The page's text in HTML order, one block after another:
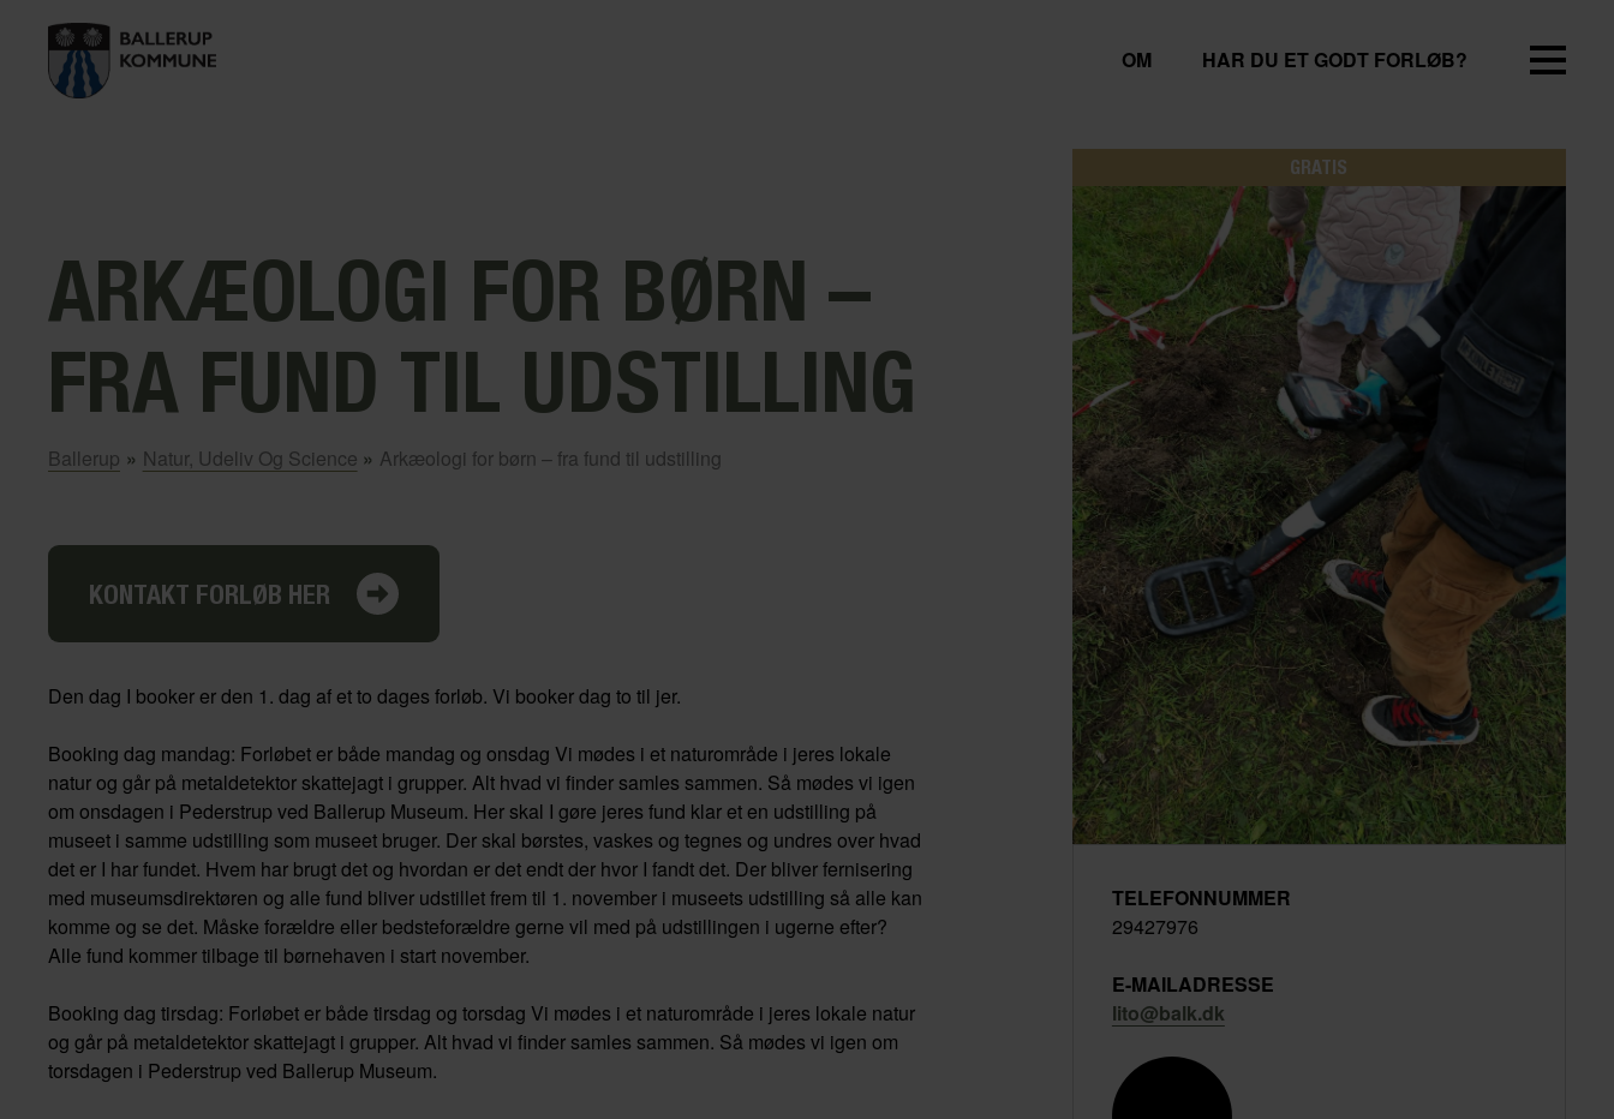
OM HAR DU ET GODT FORLØB?
ARKÆOLOGI FOR BØRN –
FRA FUND TIL UDSTILLING
Ballerup » Natur, Udeliv Og Science » Arkæologi for børn – fra fund til udstilling
KONTAKT FORLØB HER
Den dag I booker er den 1. dag af et to dages forløb. Vi booker dag to til jer.
Booking dag mandag: Forløbet er både mandag og onsdag Vi mødes i et naturområde i jeres lokale
natur og går på metaldetektor skattejagt i grupper. Alt hvad vi finder samles sammen. Så mødes vi igen
om onsdagen i Pederstrup ved Ballerup Museum. Her skal I gøre jeres fund klar et en udstilling på
museet i samme udstilling som museet bruger. Der skal børstes, vaskes og tegnes og undres over hvad
det er I har fundet. Hvem har brugt det og hvordan er det endt der hvor I fandt det. Der bliver fernisering
med museumsdirektøren og alle fund bliver udstillet frem til 1. november i museets udstilling så alle kan
komme og se det. Måske forældre eller bedsteforældre gerne vil med på udstillingen i ugerne efter?
Alle fund kommer tilbage til børnehaven i start november.
Booking dag tirsdag: Forløbet er både tirsdag og torsdag Vi mødes i et naturområde i jeres lokale natur
og går på metaldetektor skattejagt i grupper. Alt hvad vi finder samles sammen. Så mødes vi igen om
torsdagen i Pederstrup ved Ballerup Museum.
GRATIS
TELEFONNUMMER
29427976
E-MAILADRESSE
lito@balk.dk